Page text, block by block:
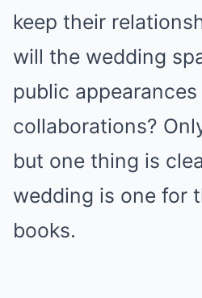
keep their
will the wedding
public appearances
collaborations?
but one thing is
wedding is one for
books.